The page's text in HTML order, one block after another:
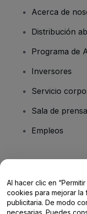
Acerca de
Distribución
Programa de
Inversores
Servicio
Sala de prensa
Empleos
Centro de
Al hacer clic en
cookies para mejorar la
publicitaria. De modo
necesarias. Puedes